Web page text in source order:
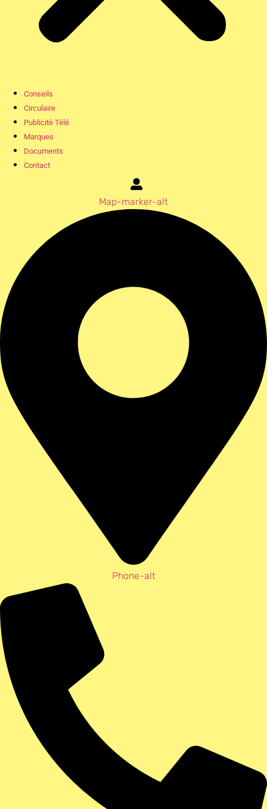
Conseils
Circulaire
Publicité Télé
Marques
Documents
Contact
Map-marker-alt
Phone-alt